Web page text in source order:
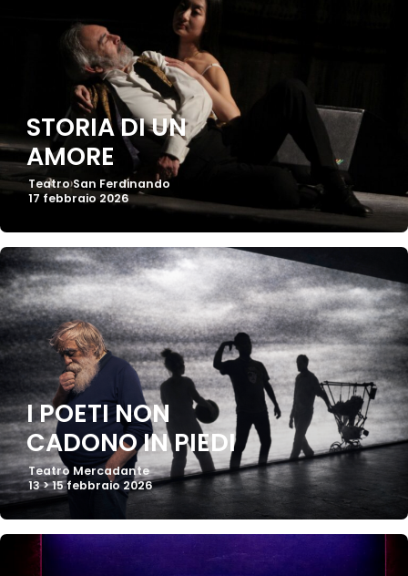
STORIA DI UN
AMORE
Teatro San Ferdinando
17 febbraio 2026
I POETI NON
CADONO IN PIEDI
Teatro Mercadante
13 > 15 febbraio 2026